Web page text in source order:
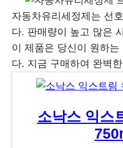
자동차유리세정제는 선
다. 판매량이 높고 많은
이 제품은 당신이 원하
다. 지금 구매하여 완벽
소낙스 익스